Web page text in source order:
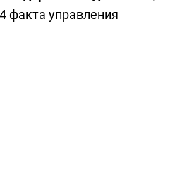
факта управления